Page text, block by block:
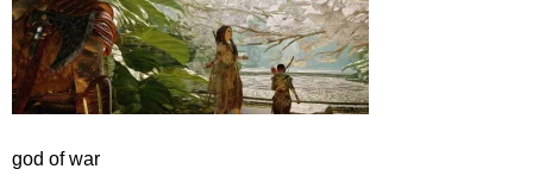
god of war